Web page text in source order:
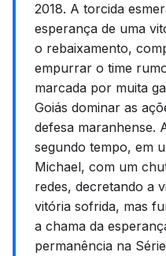
2018. A torcida
esperança de uma
o rebaixamento,
empurrar o time
marcada por muita
Goiás dominar as
defesa maranhense.
segundo tempo, em
Michael, com um
redes, decretando a
vitória sofrida, mas
a chama da
permanência na